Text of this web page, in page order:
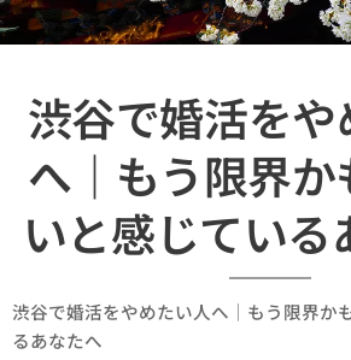
渋谷で婚活を
へ｜もう限界
いと感じている
渋谷で婚活をやめたい人へ｜もう限界か
るあなたへ